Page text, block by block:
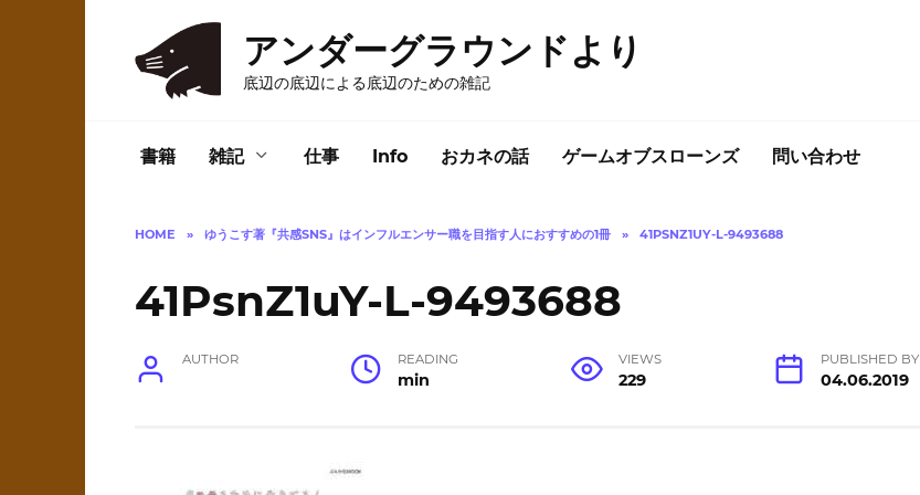
アンダーグラウンドより
底辺の底辺による底辺のための雑記
書籍 雑記 仕事 Info おカネの話 ゲームオブスローンズ 問い合わせ
HOME » ゆうこす著『共感SNS』はインフルエンサー職を目指す人におすすめの1冊 » 41PSNZ1UY-L-9493688
41PsnZ1uY-L-9493688
AUTHOR READING
min
VIEWS
229
PUBLISHED BY
04.06.2019